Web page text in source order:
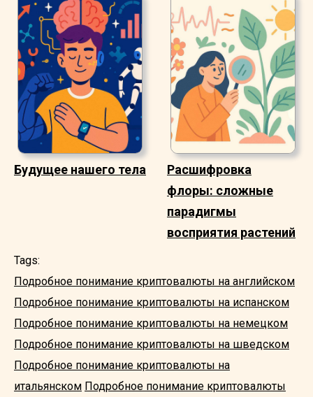
Будущее нашего тела
Расшифровка
флоры: сложные
парадигмы
восприятия растений
Tags:
Подробное понимание криптовалюты на английском
Подробное понимание криптовалюты на испанском
Подробное понимание криптовалюты на немецком
Подробное понимание криптовалюты на шведском
Подробное понимание криптовалюты на
итальянском Подробное понимание криптовалюты